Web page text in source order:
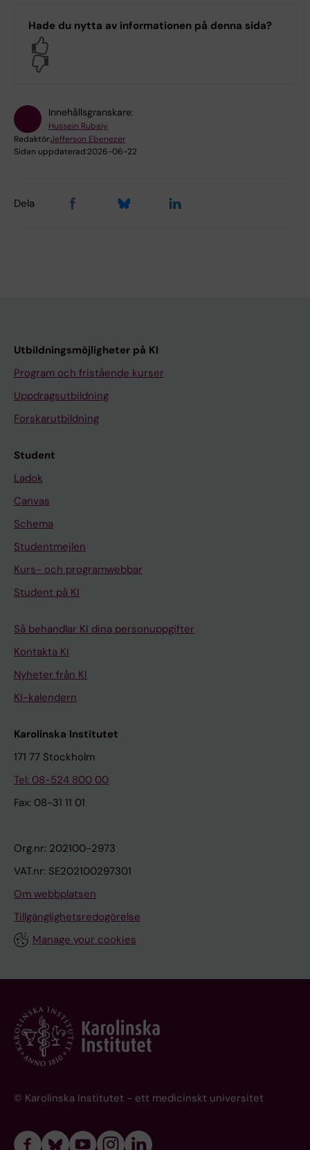
Hade du nytta av informationen på denna sida?
Innehållsgranskare:
Hussein Rubaiy
Redaktör:Jefferson Ebenezer
Sidan uppdaterad:2026-06-22
Dela
Utbildningsmöjligheter på KI
Program och fristående kurser
Uppdragsutbildning
Forskarutbildning
Student
Ladok
Canvas
Schema
Studentmejlen
Kurs- och programwebbar
Student på KI
Så behandlar KI dina personuppgifter
Kontakta KI
Nyheter från KI
KI-kalendern
Karolinska Institutet
171 77 Stockholm
Tel: 08-524 800 00
Fax: 08-31 11 01
Org.nr: 202100-2973
VAT.nr: SE202100297301
Om webbplatsen
Tillgänglighetsredogörelse
Manage your cookies
© Karolinska Institutet - ett medicinskt universitet